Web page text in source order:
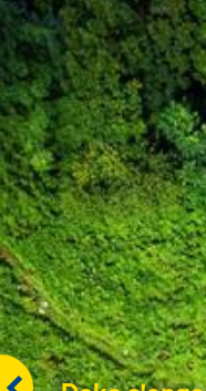
Définition
Projet de
jusqu'à 80